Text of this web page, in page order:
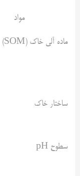
مواد
ماده آلی خاک (SOM)
ساختار خاک
سطوح pH